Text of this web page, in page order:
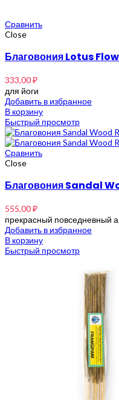
Сравнить
Close
Благовония Lotus
333,00₽
для йоги
Добавить в избранное
В корзину
Быстрый просмотр
Сравнить
Close
Благовония Sandal
555,00₽
прекрасный повседневный
Добавить в избранное
В корзину
Быстрый просмотр